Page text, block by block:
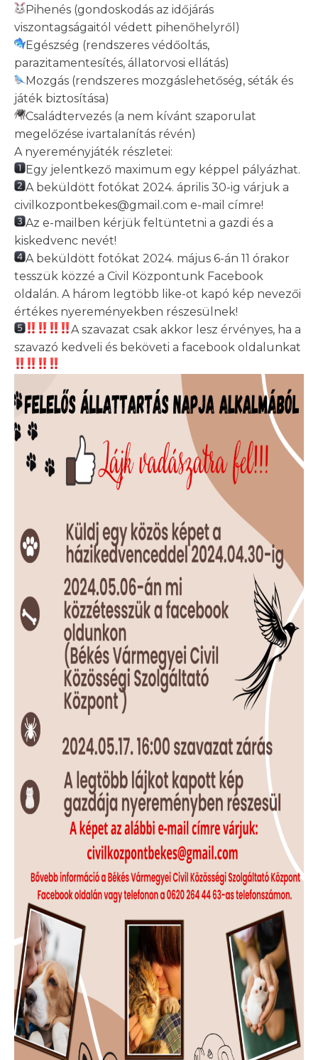
Pihenés (gondoskodás az időjárás
viszontagságaitól védett pihenőhelyről)
Egészség (rendszeres védőoltás,
parazitamentesítés, állatorvosi ellátás)
Mozgás (rendszeres mozgáslehetőség, séták és
játék biztosítása)
Családtervezés (a nem kívánt szaporulat
megelőzése ivartalanítás révén)
A nyereményjáték részletei:
Egy jelentkező maximum egy képpel pályázhat.
A beküldött fotókat 2024. április 30-ig várjuk a
civilkozpontbekes@gmail.com e-mail címre!
Az e-mailben kérjük feltüntetni a gazdi és a
kiskedvenc nevét!
A beküldött fotókat 2024. május 6-án 11 órakor
tesszük közzé a Civil Központunk Facebook
oldalán. A három legtöbb like-ot kapó kép nevezői
értékes nyereményekben részesülnek!
A szavazat csak akkor lesz érvényes, ha a
szavazó kedveli és beköveti a facebook oldalunkat